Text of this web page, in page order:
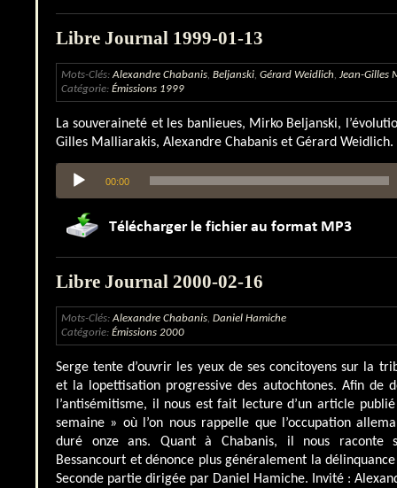
Libre Journal 1999-01-13
Mots-Clés:Alexandre Chabanis, Beljanski, Gérard Weidlich, Jean-Gilles
Catégorie: Émissions 1999
La souveraineté et les banlieues, Mirko Beljanski,
Gilles Malliarakis, Alexandre Chabanis et Gérard Weidlich.
audio
00:00
Libre Journal 2000-02-16
Mots-Clés:Alexandre Chabanis, Daniel Hamiche
Catégorie: Émissions 2000
Serge tente d’ouvrir les yeux de ses concitoyens sur la
et la lopettisation progressive des autochtones. Afin de
l’antisémitisme, il nous est fait lecture d’un article
semaine » où l’on nous rappelle que l’occupation
duré onze ans. Quant à Chabanis, il nous raconte
Bessancourt et dénonce plus généralement la
Seconde partie dirigée par Daniel Hamiche. Invité :